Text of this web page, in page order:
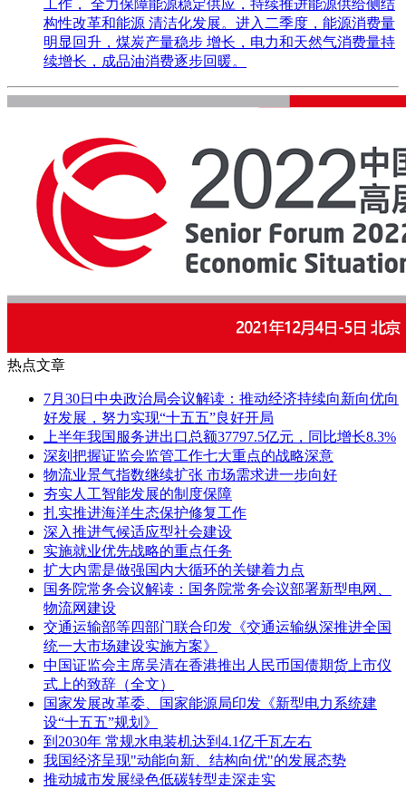
工作， 全力保障能源稳定供应，持续推进能源供给侧结
构性改革和能源 清洁化发展。进入二季度，能源消费量
明显回升，煤炭产量稳步 增长，电力和天然气消费量持
续增长，成品油消费逐步回暖。
热点文章
7月30日中央政治局会议解读：推动经济持续向新向优向
好发展，努力实现“十五五”良好开局
上半年我国服务进出口总额37797.5亿元，同比增长8.3%
深刻把握证监会监管工作七大重点的战略深意
物流业景气指数继续扩张 市场需求进一步向好
夯实人工智能发展的制度保障
扎实推进海洋生态保护修复工作
深入推进气候适应型社会建设
实施就业优先战略的重点任务
扩大内需是做强国内大循环的关键着力点
国务院常务会议解读：国务院常务会议部署新型电网、
物流网建设
交通运输部等四部门联合印发《交通运输纵深推进全国
统一大市场建设实施方案》
中国证监会主席吴清在香港推出人民币国债期货上市仪
式上的致辞（全文）
国家发展改革委、国家能源局印发《新型电力系统建
设“十五五”规划》
到2030年 常规水电装机达到4.1亿千瓦左右
我国经济呈现"动能向新、结构向优"的发展态势
推动城市发展绿色低碳转型走深走实